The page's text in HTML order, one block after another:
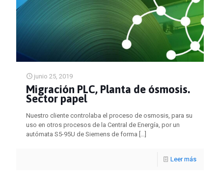
junio 25, 2019
Migración PLC, Planta de ósmosis.
Sector papel
Nuestro cliente controlaba el proceso de osmosis, para su
uso en otros procesos de la Central de Energía, por un
autómata S5-95U de Siemens de forma […]
Leer más